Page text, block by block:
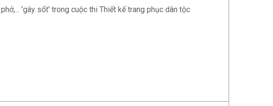
phở,... 'gây sốt' trong cuộc thi Thiết kế trang phục dân tộc